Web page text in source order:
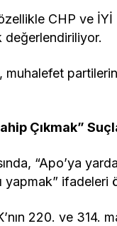
CHP ve İYİ
Çıkmak”
“Apo’ya
ifadeleri
220. ve 314.